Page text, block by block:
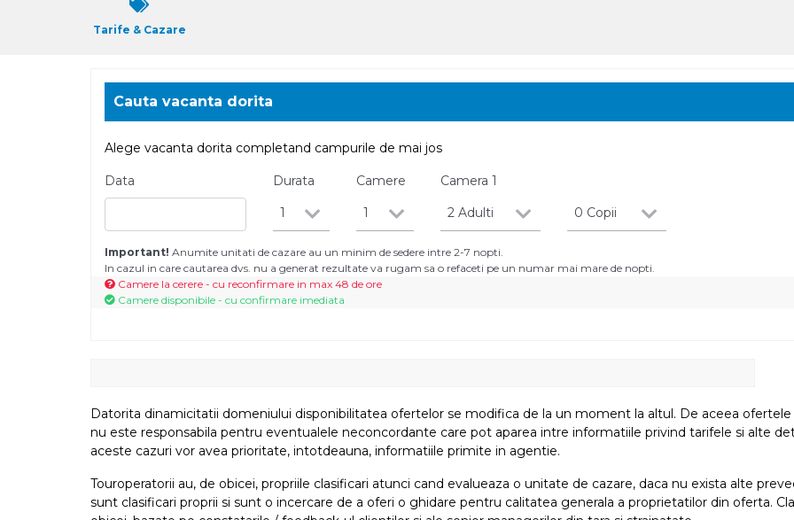
Tarife & Cazare
Cauta vacanta dorita
Alege vacanta dorita completand campurile de mai jos
Data
Durata
1
Camere
1
Camera1
2 Adulti
0 Copii
Important! Anumite unitati de cazare au un minim de sedere intre 2-7 nopti.
In cazul in care cautarea dvs. nu a generat rezultate va rugam sa o refaceti pe un numar mai mare de nopti.
Camere la cerere - cu reconfirmare in max 48 de ore
Camere disponibile - cu confirmare imediata
Datorita dinamicitatii domeniului disponibilitatea ofertelor se modifica de la un moment la altul. De aceea
nu este responsabila pentru eventualele neconcordante care pot aparea intre informatiile privind tarifele si alte
aceste cazuri vor avea prioritate, intotdeauna, informatiile primite in agentie.
Touroperatorii au, de obicei, propriile clasificari atunci cand evalueaza o unitate de cazare, daca nu exista alte
sunt clasificari proprii si sunt o incercare de a oferi o ghidare pentru calitatea generala a proprietatilor din oferta.